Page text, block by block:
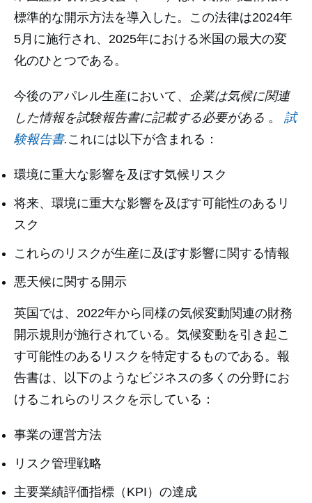
標準的な開示方法を導入した。この法律は2024年
5月に施行され、2025年における米国の最大の変
化のひとつである。
今後のアパレル生産において、 企業は気候に関連
した情報を試験報告書に記載する必要がある 。 試
験報告書. これには以下が含まれる：
環境に重大な影響を及ぼす気候リスク
将来、環境に重大な影響を及ぼす可能性のあるリ
スク
これらのリスクが生産に及ぼす影響に関する情報
悪天候に関する開示
英国では、2022年から同様の気候変動関連の財務
開示規則が施行されている。気候変動を引き起こ
す可能性のあるリスクを特定するものである。報
告書は、以下のようなビジネスの多くの分野にお
けるこれらのリスクを示している：
事業の運営方法
リスク管理戦略
主要業績評価指標（KPI）の達成